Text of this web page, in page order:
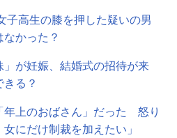
子高生の膝を押した疑いの男
かった？
が妊娠、結婚式の招待が来
る？
年上のおばさん」だった 怒り
にだけ制裁を加えたい」